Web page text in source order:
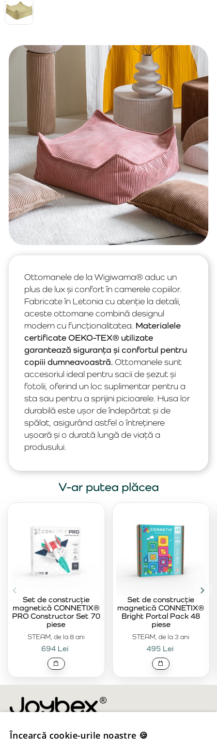
Ottomanele de la Wigiwama® aduc un
plus de lux și confort în camerele copiilor.
Fabricate în Letonia cu atenție la detalii,
aceste ottomane combină designul
modern cu funcționalitatea. Materialele
certificate OEKO-TEX® utilizate
garantează siguranța și confortul pentru
copiii dumneavoastră. Ottomanele sunt
accesoriul ideal pentru sacii de șezut și
fotolii, oferind un loc suplimentar pentru a
sta sau pentru a sprijini picioarele. Husa lor
durabilă este ușor de îndepărtat și de
spălat, asigurând astfel o întreținere
ușoară și o durată lungă de viață a
produsului.
V-ar putea plăcea
STEAM, de la 8 ani
Set de construcție
magnetică CONNETIX®
PRO Constructor Set 70
piese
694 Lei
STEAM, de la 3 ani
Set de construcție
magnetică CONNETIX®
Bright Portal Pack 48
piese
495 Lei
info@joybex.ro
Încearcă cookie-urile noastre 🍪